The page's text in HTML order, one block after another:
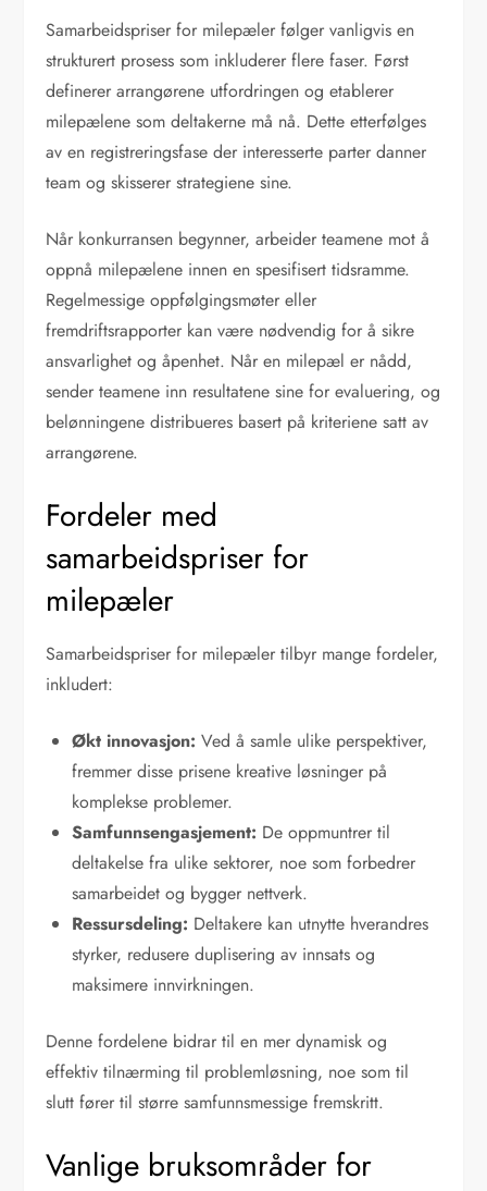
Samarbeidspriser for milepæler følger vanligvis en
strukturert prosess som inkluderer flere faser. Først
definerer arrangørene utfordringen og etablerer
milepælene som deltakerne må nå. Dette etterfølges
av en registreringsfase der interesserte parter danner
team og skisserer strategiene sine.
Når konkurransen begynner, arbeider teamene mot å
oppnå milepælene innen en spesifisert tidsramme.
Regelmessige oppfølgingsmøter eller
fremdriftsrapporter kan være nødvendig for å sikre
ansvarlighet og åpenhet. Når en milepæl er nådd,
sender teamene inn resultatene sine for evaluering, og
belønningene distribueres basert på kriteriene satt av
arrangørene.
Fordeler med
samarbeidspriser for
milepæler
Samarbeidspriser for milepæler tilbyr mange fordeler,
inkludert:
Økt innovasjon: Ved å samle ulike perspektiver,
fremmer disse prisene kreative løsninger på
komplekse problemer.
Samfunnsengasjement: De oppmuntrer til
deltakelse fra ulike sektorer, noe som forbedrer
samarbeidet og bygger nettverk.
Ressursdeling: Deltakere kan utnytte hverandres
styrker, redusere duplisering av innsats og
maksimere innvirkningen.
Denne fordelene bidrar til en mer dynamisk og
effektiv tilnærming til problemløsning, noe som til
slutt fører til større samfunnsmessige fremskritt.
Vanlige bruksområder for